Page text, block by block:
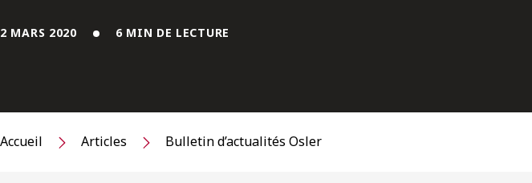
2 MARS 2020 6 MIN DE LECTURE
Accueil Articles Bulletin d’actualités Osler